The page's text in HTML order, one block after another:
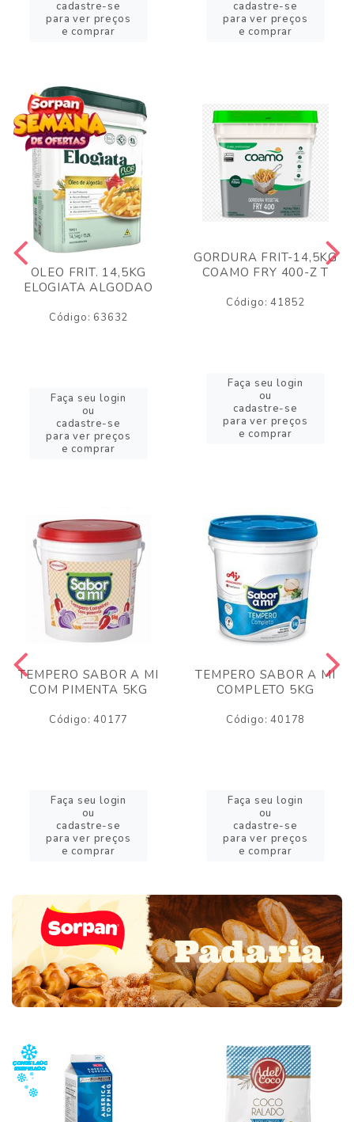
cadastre-se
para ver preços
e comprar
cadastre-se
para ver preços
e comprar
OLEO FRIT. 14,5KG
ELOGIATA ALGODAO
Código: 63632
Faça seu login
ou
cadastre-se
para ver preços
e comprar
GORDURA FRIT-14,5KG
COAMO FRY 400-Z T
Código: 41852
Faça seu login
ou
cadastre-se
para ver preços
e comprar
TEMPERO SABOR A MI
COM PIMENTA 5KG
Código: 40177
Faça seu login
ou
cadastre-se
para ver preços
e comprar
TEMPERO SABOR A MI
COMPLETO 5KG
Código: 40178
Faça seu login
ou
cadastre-se
para ver preços
e comprar